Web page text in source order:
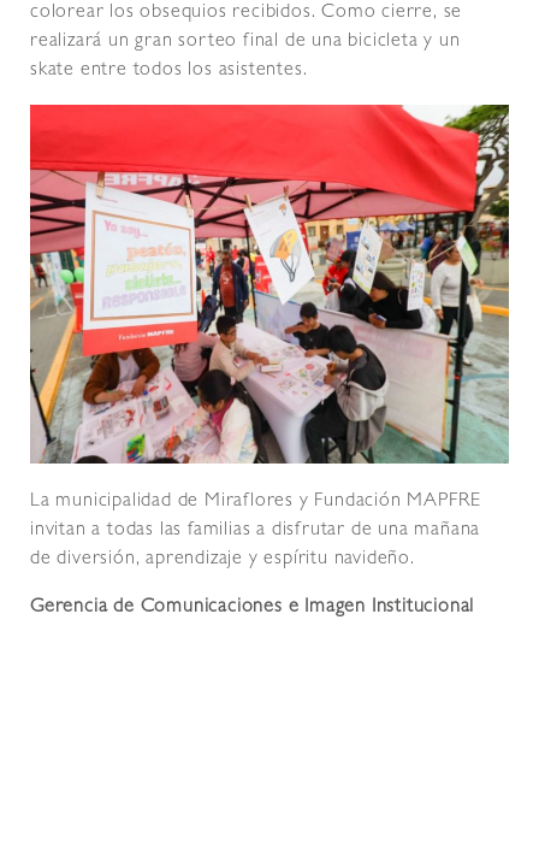
colorear los obsequios recibidos. Como cierre, se
realizará un gran sorteo final de una bicicleta y un
skate entre todos los asistentes.
La municipalidad de Miraflores y Fundación MAPFRE
invitan a todas las familias a disfrutar de una mañana
de diversión, aprendizaje y espíritu navideño.
Gerencia de Comunicaciones e Imagen Institucional